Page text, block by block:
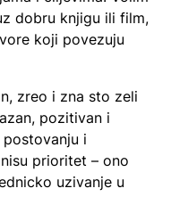
dobru knjigu ili film,
koji povezuju
zreo i zna sto zeli
pozitivan i
i
prioritet – ono
uzivanje u